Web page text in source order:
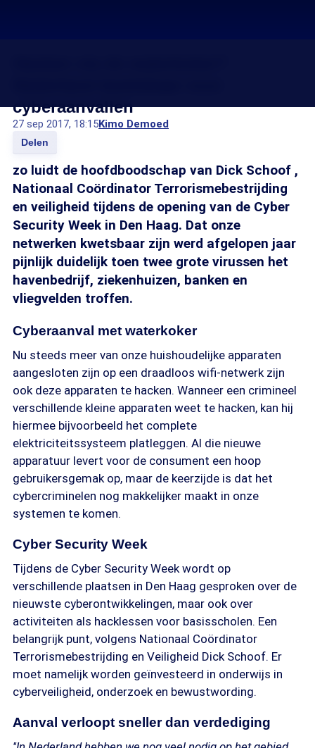
cyberaanvallen
27 sep 2017, 18:15Kimo Demoed
Delen
zo luidt de hoofdboodschap van Dick Schoof ,
Nationaal Coördinator Terrorismebestrijding
en veiligheid tijdens de opening van de Cyber
Security Week in Den Haag. Dat onze
netwerken kwetsbaar zijn werd afgelopen jaar
pijnlijk duidelijk toen twee grote virussen het
havenbedrijf, ziekenhuizen, banken en
vliegvelden troffen.
Cyberaanval met waterkoker
Nu steeds meer van onze huishoudelijke apparaten
aangesloten zijn op een draadloos wifi-netwerk zijn
ook deze apparaten te hacken. Wanneer een crimineel
verschillende kleine apparaten weet te hacken, kan hij
hiermee bijvoorbeeld het complete
elektriciteitssysteem platleggen. Al die nieuwe
apparatuur levert voor de consument een hoop
gebruikersgemak op, maar de keerzijde is dat het
cybercriminelen nog makkelijker maakt in onze
systemen te komen.
Cyber Security Week
Tijdens de Cyber Security Week wordt op
verschillende plaatsen in Den Haag gesproken over de
nieuwste cyberontwikkelingen, maar ook over
activiteiten als hacklessen voor basisscholen. Een
belangrijk punt, volgens Nationaal Coördinator
Terrorismebestrijding en Veiligheid Dick Schoof. Er
moet namelijk worden geïnvesteerd in onderwijs in
cyberveiligheid, onderzoek en bewustwording.
Aanval verloopt sneller dan verdediging